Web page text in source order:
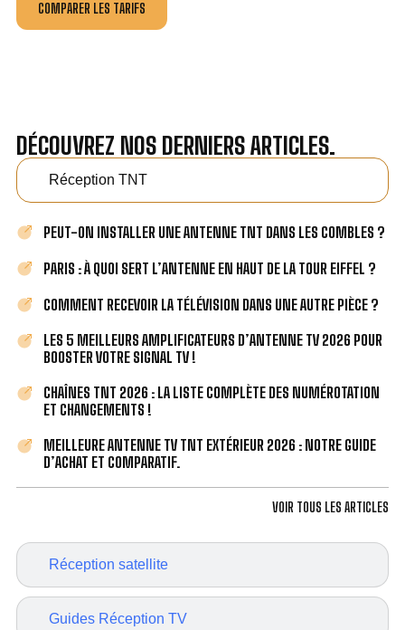
COMPARER LES TARIFS
DÉCOUVREZ NOS DERNIERS ARTICLES.
Réception TNT
Réception satellite
Guides Réception TV
PEUT-ON INSTALLER UNE ANTENNE TNT DANS LES COMBLES ?
PARIS : À QUOI SERT L’ANTENNE EN HAUT DE LA TOUR EIFFEL ?
COMMENT RECEVOIR LA TÉLÉVISION DANS UNE AUTRE PIÈCE ?
LES 5 MEILLEURS AMPLIFICATEURS D’ANTENNE TV 2026 POUR
BOOSTER VOTRE SIGNAL TV !
CHAÎNES TNT 2026 : LA LISTE COMPLÈTE DES NUMÉROTATION
ET CHANGEMENTS !
MEILLEURE ANTENNE TV TNT EXTÉRIEUR 2026 : NOTRE GUIDE
D’ACHAT ET COMPARATIF.
VOIR TOUS LES ARTICLES